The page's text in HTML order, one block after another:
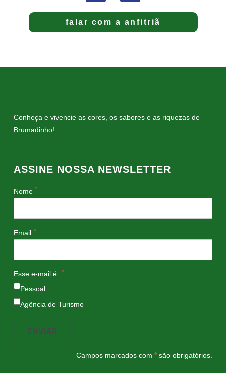
falar com a anfitriã
Conheça e vivencie as cores, os sabores e as riquezas de
Brumadinho!
ASSINE NOSSA NEWSLETTER
Nome *
Email *
Esse e-mail é: *
Pessoal
Agência de Turismo
Campos marcados com* são obrigatórios.